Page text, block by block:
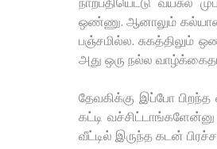
ஒண்ணு. ஆனாலும்
பஞ்சமில்ல. சுகத்திலும்
அது ஒரு நல்ல
தேவகிக்கு இப்போ பிறந்த
கட்டி
வீட்டில் இருந்த கடன்